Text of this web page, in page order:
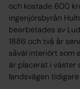
och kostade 600
ingenjörsbyrån
bearbetades av
1886 och två år
såväl interiört som
är placerat i väster
landsvägen